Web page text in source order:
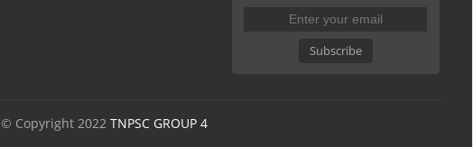
Subscribe
© Copyright 2022 TNPSC GROUP 4